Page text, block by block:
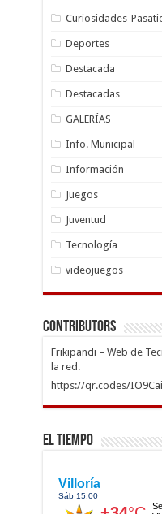
Curiosidades-
Deportes
Destacada
Destacadas
GALERÍAS
Info. Municipal
Información
Juegos
Juventud
Tecnología
videojuegos
Contributors
Frikipandi – Web de
la red.
https://qr.codes/IO9Cai
El Tiempo